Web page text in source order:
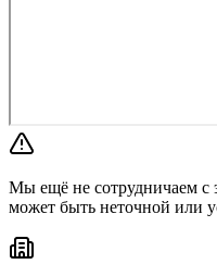
Мы ещё не сотрудничаем с
может быть неточной или